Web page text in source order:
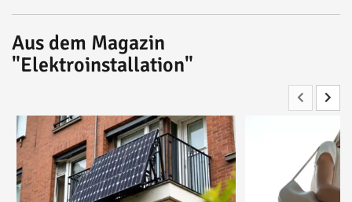
Aus dem Magazin
"Elektroinstallation"